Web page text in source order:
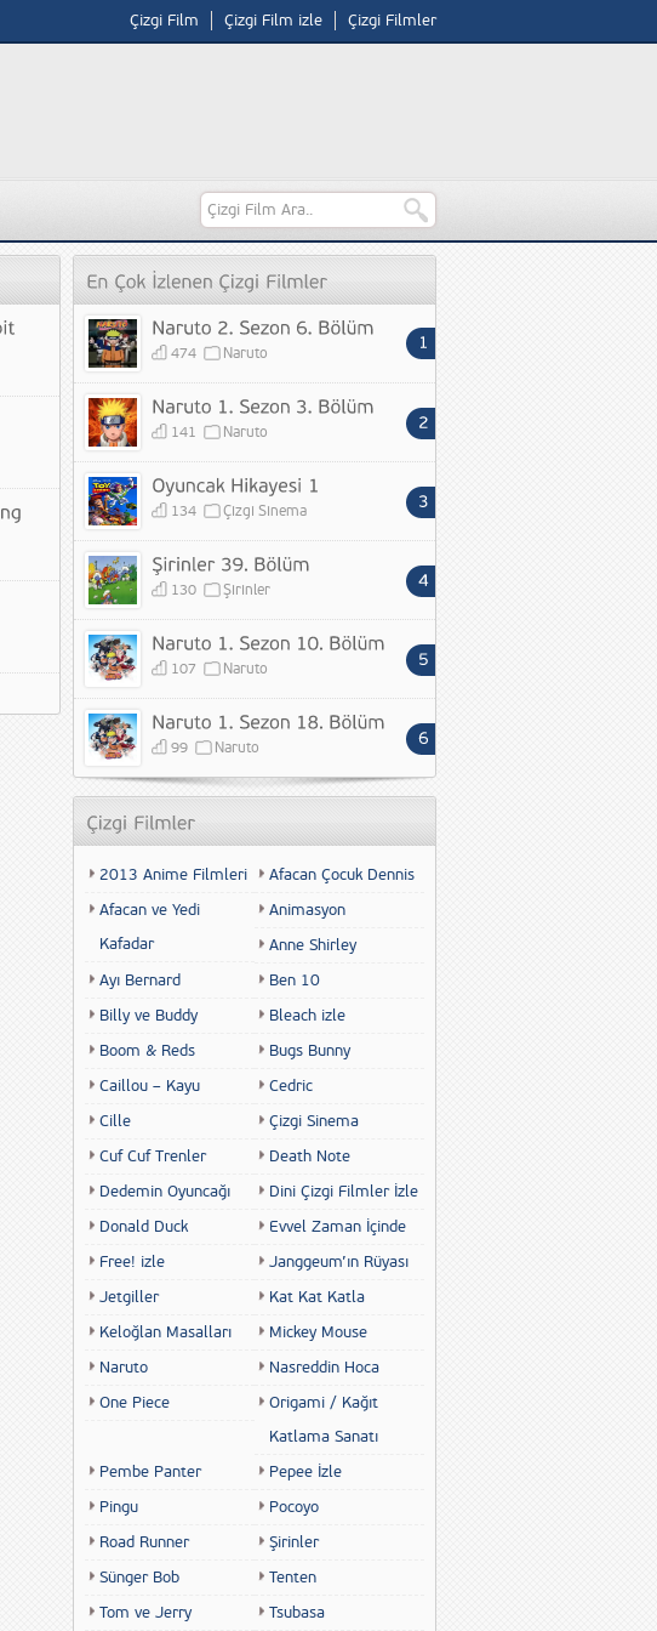
Çizgi Film Çizgi Film izle Çizgi Filmler
474 Naruto
141 Naruto
134 Çizgi Sinema
130 Şirinler
107 Naruto
99 Naruto
2013 Anime Filmleri
Afacan Çocuk Dennis
Afacan ve Yedi
Kafadar
Animasyon
Anne Shirley
Ayı Bernard
Ben 10
Billy ve Buddy
Bleach izle
Boom & Reds
Bugs Bunny
Caillou – Kayu
Cedric
Cille
Çizgi Sinema
Cuf Cuf Trenler
Death Note
Dedemin Oyuncağı
Dini Çizgi Filmler İzle
Donald Duck
Evvel Zaman İçinde
Free! izle
Janggeum’ın Rüyası
Jetgiller
Kat Kat Katla
Keloğlan Masalları
Mickey Mouse
Naruto
Nasreddin Hoca
One Piece
Origami / Kağıt
Katlama Sanatı
Pembe Panter
Pepee İzle
Pingu
Pocoyo
Road Runner
Şirinler
Sünger Bob
Tenten
Tom ve Jerry
Tsubasa